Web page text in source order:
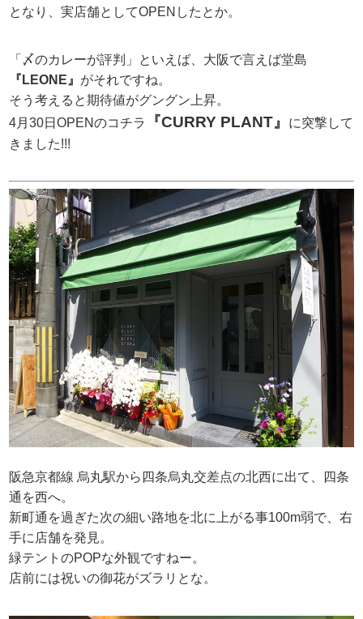
となり、実店舗としてOPENしたとか。
「〆のカレーが評判」といえば、大阪で言えば堂島
『LEONE』 がそれですね。
そう考えると期待値がグングン上昇。
4月30日OPENのコチラ
『CURRY PLANT』
に突撃して
きました!!!
阪急京都線 烏丸駅から四条烏丸交差点の北西に出て、四条
通を西へ。
新町通を過ぎた次の細い路地を北に上がる事100m弱で、右
手に店舗を発見。
緑テントのPOPな外観ですねー。
店前には祝いの御花がズラリとな。